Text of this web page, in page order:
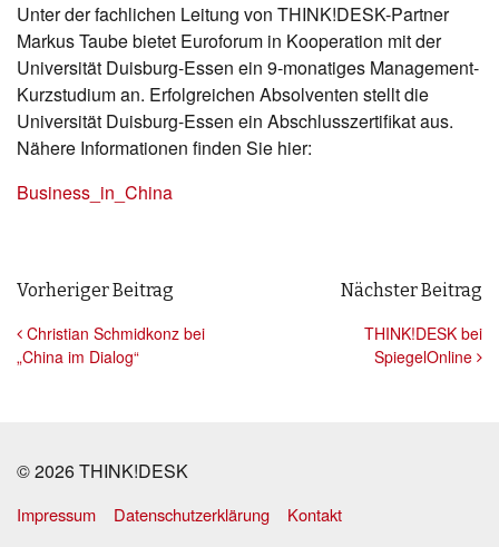
Unter der fachlichen Leitung von THINK!DESK-Partner
Markus Taube bietet Euroforum in Kooperation mit der
Universität Duisburg-Essen ein 9-monatiges Management-
Kurzstudium an. Erfolgreichen Absolventen stellt die
Universität Duisburg-Essen ein Abschlusszertifikat aus.
Nähere Informationen finden Sie hier:
Business_in_China
Vorheriger Beitrag
Christian Schmidkonz bei
„China im Dialog“
Nächster Beitrag
THINK!DESK bei
SpiegelOnline
© 2026 THINK!DESK
Impressum Datenschutzerklärung Kontakt